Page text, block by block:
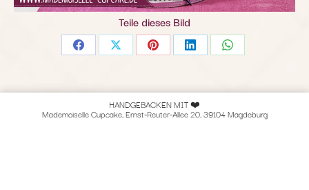
Teile dieses Bild
Share
Facebook
Share
X
Share
Pinterest
Share
LinkedIn
Share
WhatsApp
HANDGEBACKEN MIT ❤️
Mademoiselle Cupcake, Ernst-Reuter-Allee 20, 39104 Magdeburg